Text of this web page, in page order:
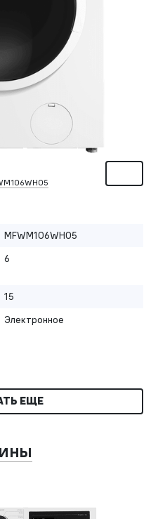
MFWM106WH05
6
15
Электронное
ЕЩЕ